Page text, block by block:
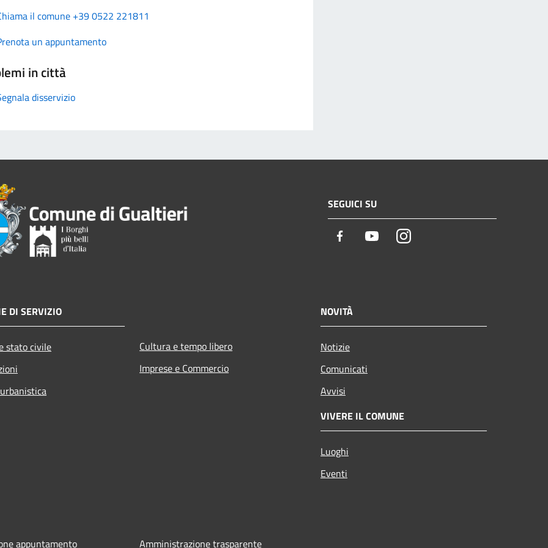
il comune +39 0522 221811
un appuntamento
in città
disservizio
SEGUICI SU
Facebook YoutubeInstagram
DI SERVIZIO
stato civile
Cultura e tempo libero
Imprese e Commercio
NOVITÀ
Notizie
Comunicati
Avvisi
VIVERE IL COMUNE
Luoghi
Eventi
appuntamento Amministrazione trasparente